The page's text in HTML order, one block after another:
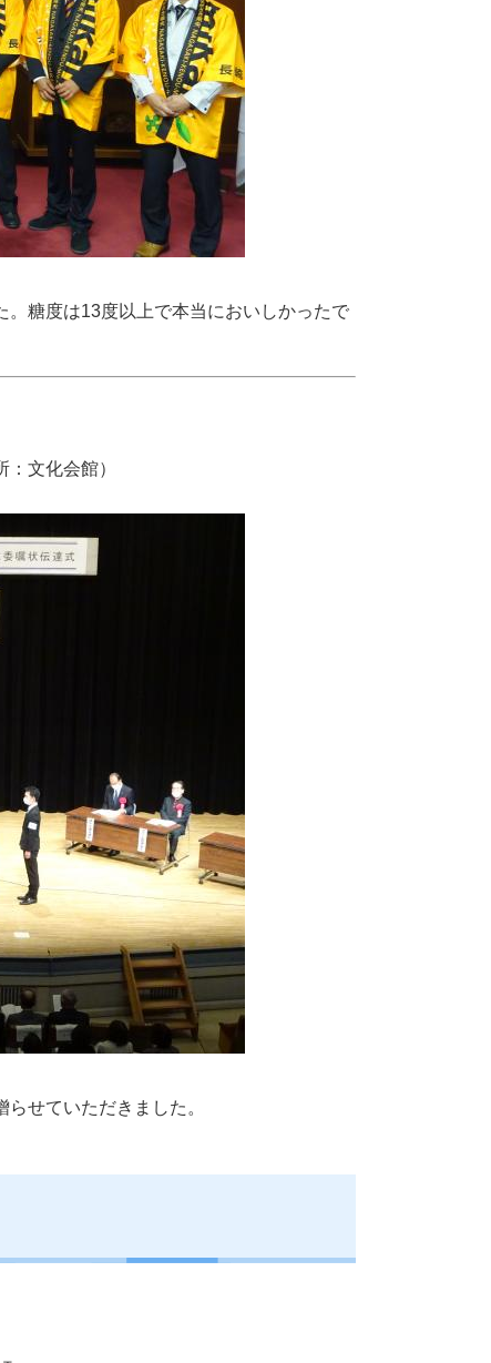
糖度は13度以上で本当においしかったで
文化会館）
せていただきました。